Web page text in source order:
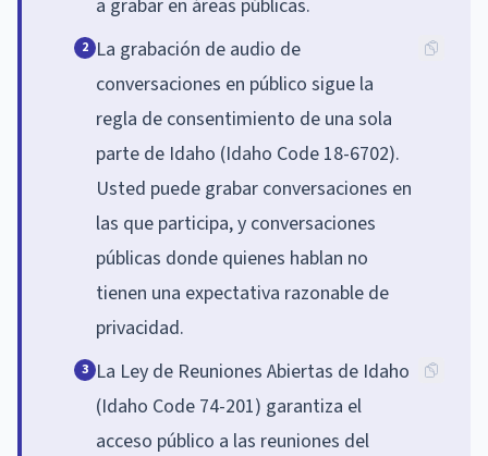
a grabar en áreas públicas.
2 La grabación de audio de
conversaciones en público sigue la
regla de consentimiento de una sola
parte de Idaho (Idaho Code 18-6702).
Usted puede grabar conversaciones en
las que participa, y conversaciones
públicas donde quienes hablan no
tienen una expectativa razonable de
privacidad.
3 La Ley de Reuniones Abiertas de Idaho
(Idaho Code 74-201) garantiza el
acceso público a las reuniones del